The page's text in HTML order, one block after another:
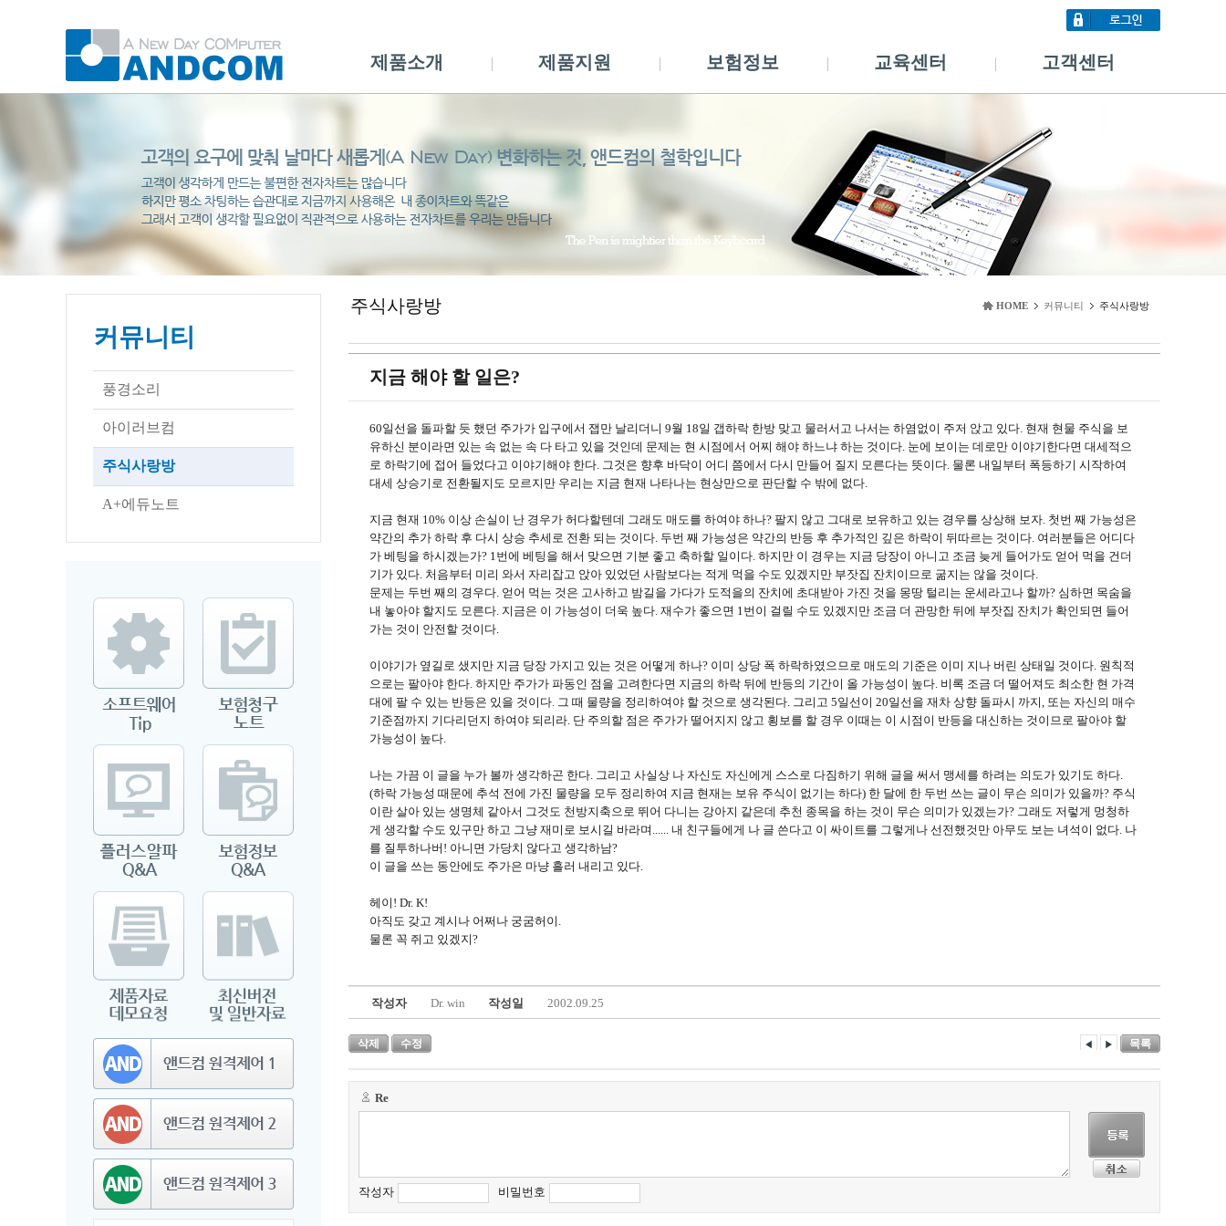
제품소개 제품지원 보험정보 교육센터 고객센터
커뮤니티
풍경소리
아이러브컴
주식사랑방
A+에듀노트
주식사랑방 HOME 커뮤니티 주식사랑방
지금 해야 할 일은?
60일선을 돌파할 듯 했던 주가가 입구에서 잽만 날리더니 9월 18일 갭하락 한방 맞고 물러서고 나서는 하염없이 주저 앉고 있다. 현재 현물 주식을 보
유하신 분이라면 있는 속 없는 속 다 타고 있을 것인데 문제는 현 시점에서 어찌 해야 하느냐 하는 것이다. 눈에 보이는 데로만 이야기한다면 대세적으
로 하락기에 접어 들었다고 이야기해야 한다. 그것은 향후 바닥이 어디 쯤에서 다시 만들어 질지 모른다는 뜻이다. 물론 내일부터 폭등하기 시작하여
대세 상승기로 전환될지도 모르지만 우리는 지금 현재 나타나는 현상만으로 판단할 수 밖에 없다.
지금 현재 10% 이상 손실이 난 경우가 허다할텐데 그래도 매도를 하여야 하나? 팔지 않고 그대로 보유하고 있는 경우를 상상해 보자. 첫번 째 가능성은
약간의 추가 하락 후 다시 상승 추세로 전환 되는 것이다. 두번 째 가능성은 약간의 반등 후 추가적인 깊은 하락이 뒤따르는 것이다. 여러분들은 어디다
가 베팅을 하시겠는가? 1번에 베팅을 해서 맞으면 기분 좋고 축하할 일이다. 하지만 이 경우는 지금 당장이 아니고 조금 늦게 들어가도 얻어 먹을 건더
기가 있다. 처음부터 미리 와서 자리잡고 앉아 있었던 사람보다는 적게 먹을 수도 있겠지만 부잣집 잔치이므로 굶지는 않을 것이다.
문제는 두번 째의 경우다. 얻어 먹는 것은 고사하고 밤길을 가다가 도적을의 잔치에 초대받아 가진 것을 몽땅 털리는 운세라고나 할까? 심하면 목숨을
내 놓아야 할지도 모른다. 지금은 이 가능성이 더욱 높다. 재수가 좋으면 1번이 걸릴 수도 있겠지만 조금 더 관망한 뒤에 부잣집 잔치가 확인되면 들어
가는 것이 안전할 것이다.
이야기가 옆길로 샜지만 지금 당장 가지고 있는 것은 어떻게 하나? 이미 상당 폭 하락하였으므로 매도의 기준은 이미 지나 버린 상태일 것이다. 원칙적
으로는 팔아야 한다. 하지만 주가가 파동인 점을 고려한다면 지금의 하락 뒤에 반등의 기간이 올 가능성이 높다. 비록 조금 더 떨어져도 최소한 현 가격
대에 팔 수 있는 반등은 있을 것이다. 그 때 물량을 정리하여야 할 것으로 생각된다. 그리고 5일선이 20일선을 재차 상향 돌파시 까지, 또는 자신의 매수
기준점까지 기다리던지 하여야 되리라. 단 주의할 점은 주가가 떨어지지 않고 횡보를 할 경우 이때는 이 시점이 반등을 대신하는 것이므로 팔아야 할
가능성이 높다.
나는 가끔 이 글을 누가 볼까 생각하곤 한다. 그리고 사실상 나 자신도 자신에게 스스로 다짐하기 위해 글을 써서 맹세를 하려는 의도가 있기도 하다.
(하락 가능성 때문에 추석 전에 가진 물량을 모두 정리하여 지금 현재는 보유 주식이 없기는 하다) 한 달에 한 두번 쓰는 글이 무슨 의미가 있을까? 주식
이란 살아 있는 생명체 같아서 그것도 천방지축으로 뛰어 다니는 강아지 같은데 추천 종목을 하는 것이 무슨 의미가 있겠는가? 그래도 저렇게 멍청하
게 생각할 수도 있구만 하고 그냥 재미로 보시길 바라며...... 내 친구들에게 나 글 쓴다고 이 싸이트를 그렇게나 선전했것만 아무도 보는 녀석이 없다. 나
를 질투하나버! 아니면 가당치 않다고 생각하남?
이 글을 쓰는 동안에도 주가은 마냥 흘러 내리고 있다.
헤이! Dr. K!
아직도 갖고 계시나 어쩌나 궁굼허이.
물론 꼭 쥐고 있겠지?
작성자 Dr. win 작성일 2002.09.25
삭제 수정 목록
Re
작성자 비밀번호